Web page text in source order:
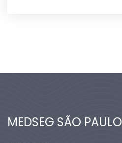
MEDSEG SÃO PAULO